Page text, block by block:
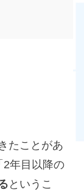
たことがあ
2年目以降の
というこ